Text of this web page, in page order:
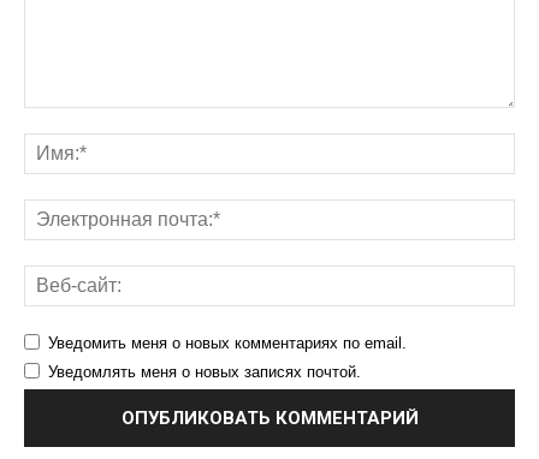
Уведомить меня о новых комментариях по email.
Уведомлять меня о новых записях почтой.